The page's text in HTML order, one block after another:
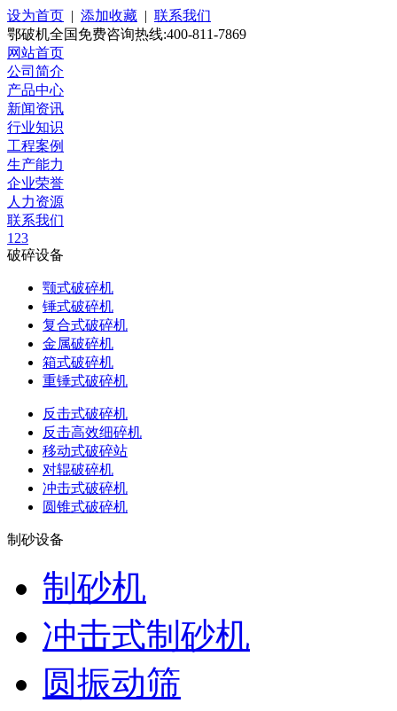
设为首页 | 添加收藏 | 联系我们
鄂破机全国免费咨询热线:400-811-7869
网站首页
公司简介
产品中心
新闻资讯
行业知识
工程案例
生产能力
企业荣誉
人力资源
联系我们
1 23
破碎设备
颚式破碎机
锤式破碎机
复合式破碎机
金属破碎机
箱式破碎机
重锤式破碎机
反击式破碎机
反击高效细碎机
移动式破碎站
对辊破碎机
冲击式破碎机
圆锥式破碎机
制砂设备
制砂机
冲击式制砂机
圆振动筛